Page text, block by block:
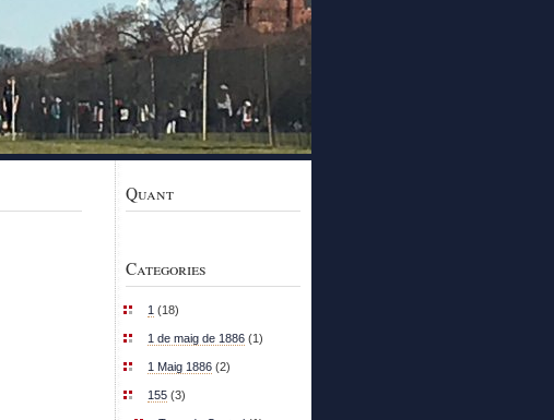
Quant
Categories
1 (18)
1 de maig de 1886 (1)
1 Maig 1886 (2)
155 (3)